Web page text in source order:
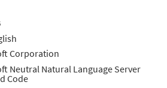
Corporation
Neutral Natural Language Server
Code